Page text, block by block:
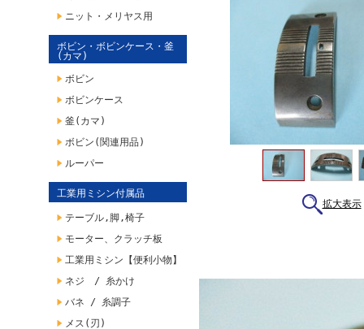
ニット・メリヤス用
ボビン・ボビンケース・釜
(カマ)
ボビン
ボビンケース
釜(カマ)
ボビン(関連用品)
ルーパー
工業用ミシン付属品
テーブル,脚,椅子
モーター、クラッチ板
工業用ミシン【便利小物】
ネジ / 糸かけ
バネ / 糸調子
メス(刃)
拡大表示